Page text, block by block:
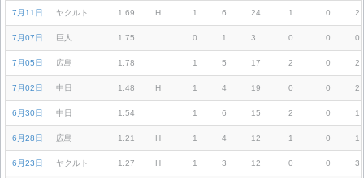
7月11日 ヤクルト 1.69 H 1 6 24 1 0 2
7月07日 巨人 1.75 0 1 3 0 0 0
7月05日 広島 1.78 1 5 17 2 0 2
7月02日 中日 1.48 H 1 4 19 0 0 2
6月30日 中日 1.54 1 6 15 2 0 1
6月28日 広島 1.21 H 1 4 12 1 0 1
6月23日 ヤクルト 1.27 H 1 3 12 0 0 3